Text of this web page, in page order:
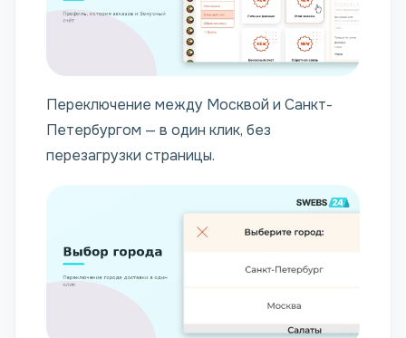
Переключение между Москвой и Санкт-
Петербургом — в один клик, без
перезагрузки страницы.